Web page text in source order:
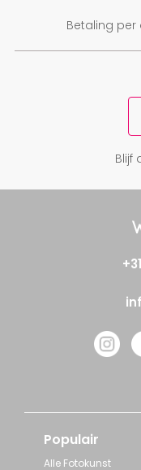
Betaling per
Blijf
Populair
Alle Fotokunst